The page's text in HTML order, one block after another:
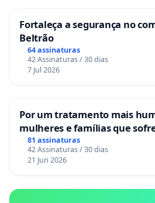
Fortaleça a segurança no
Beltrão
64 assinaturas
42 Assinaturas / 30 dias
7 Jul 2026
Por um tratamento mais
mulheres e famílias que
gestacional nos hospitais
81 assinaturas
42 Assinaturas / 30 dias
21 Jun 2026